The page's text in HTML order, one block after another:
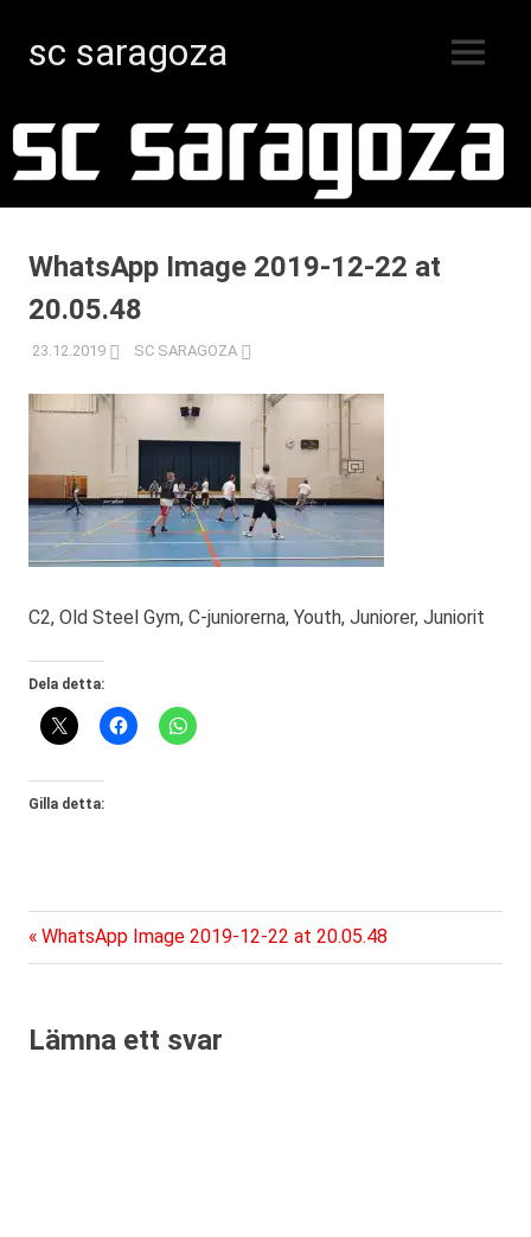
innehåll
sc saragoza
Kristinestad
sedan
MENY
WhatsApp Image 2019-12-22 at
20.05.48
23.12.2019 SC SARAGOZA
C2, Old Steel Gym, C-juniorerna, Youth, Juniorer, Juniorit
Dela detta:
Gilla detta:
Inläggsnavigering
Föregående
inlägg:
WhatsApp Image 2019-12-22 at 20.05.48
Lämna ett svar